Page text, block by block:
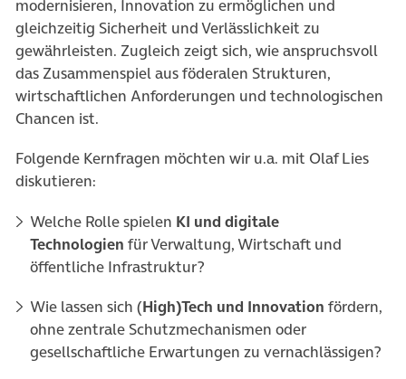
modernisieren, Innovation zu ermöglichen und
gleichzeitig Sicherheit und Verlässlichkeit zu
gewährleisten. Zugleich zeigt sich, wie anspruchsvoll
das Zusammenspiel aus föderalen Strukturen,
wirtschaftlichen Anforderungen und technologischen
Chancen ist.
Folgende Kernfragen möchten wir u.a. mit Olaf Lies
diskutieren:
Welche Rolle spielen KI und digitale
Technologien für Verwaltung, Wirtschaft und
öffentliche Infrastruktur?
Wie lassen sich (High)Tech und Innovation fördern,
ohne zentrale Schutzmechanismen oder
gesellschaftliche Erwartungen zu vernachlässigen?